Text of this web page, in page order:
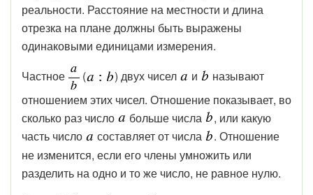
реальности. Расстояние на местности и длина
отрезка на плане должны быть выражены
одинаковыми единицами измерения.
Частное
( ) двух чисел и
называют
отношением этих чисел. Отношение показывает, во
сколько раз число
больше числа
, или какую
часть число
составляет от числа
. Отношение
не изменится, если его члены умножить или
разделить на одно и то же число, не равное нулю.